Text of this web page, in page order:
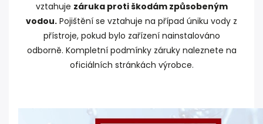
vztahuje záruka proti škodám způsobeným
vodou. Pojištění se vztahuje na případ úniku vody z
přístroje, pokud bylo zařízení nainstalováno
odborně. Kompletní podmínky záruky naleznete na
oficiálních stránkách výrobce.